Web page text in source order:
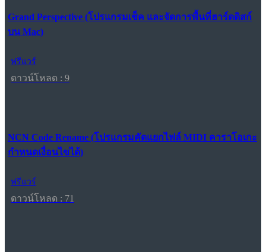
Grand Perspective (โปรแกรมเช็ค และจัดการพื้นที่ฮาร์ดดิสก์
บน Mac)
ฟรีแวร์
ดาวน์โหลด : 9
NCN Code Rename (โปรแกรมคัดแยกไฟล์ MIDI คาราโอเกะ
กำหนดเงื่อนไขได้)
ฟรีแวร์
ดาวน์โหลด : 71